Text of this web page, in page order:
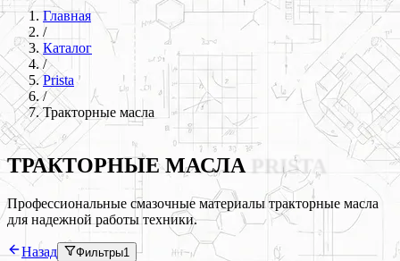
Главная
/
Каталог
/
Prista
/
Тракторные масла
ТРАКТОРНЫЕ МАСЛА PRISTA
Профессиональные смазочные материалы тракторные масла
для надежной работы техники.
Назад Фильтры1